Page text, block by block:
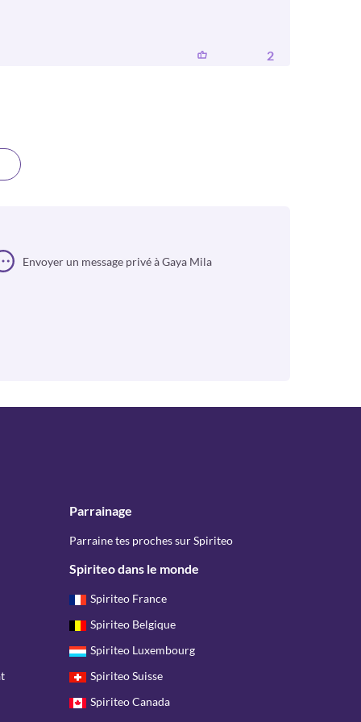
2
Envoyer un message privé à Gaya Mila
Parrainage
Parraine tes proches sur Spiriteo
Spiriteo dans le monde
Spiriteo France
Spiriteo Belgique
Spiriteo Luxembourg
Spiriteo Suisse
Spiriteo Canada